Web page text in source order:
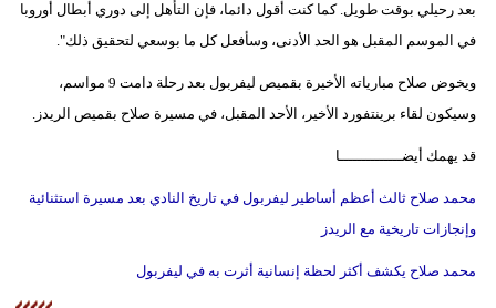
بعد رحيلي بوقت طويل. كما كنت أقول دائما، فإن التأهل إلى دوري أبطال أوروبا
في الموسم المقبل هو الحد الأدنى، وسأفعل كل ما بوسعي لتحقيق ذلك".
ويخوض صلاح مبارياته الأخيرة بقميص ليفربول بعد رحلة دامت 9 مواسم،
وسيكون لقاء برينتفورد الأخير، الأحد المقبل، في مسيرة صلاح بقميص الريدز.
قد يهمك أيضــــــــــــــا
محمد صلاح ثالث أعظم أساطير ليفربول في تاريخ النادي بعد مسيرة استثنائية
وإنجازات تاريخية مع الريدز
محمد صلاح يكشف أكثر لحظة إنسانية أثرت به في ليفربول